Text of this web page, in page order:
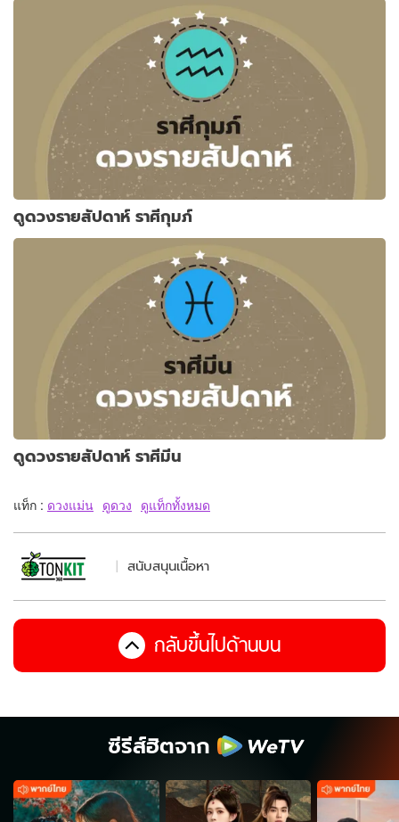
ดูดวงรายสัปดาห์ ราศีกุมภ์
ดูดวงรายสัปดาห์ ราศีมีน
แท็ก : ดวงแม่น ดูดวง ดูแท็กทั้งหมด
สนับสนุนเนื้อหา
กลับขึ้นไปด้านบน
ซีรีส์ฮิตจาก